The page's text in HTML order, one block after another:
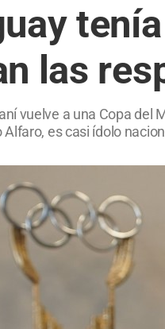
las
vuelve a una Copa del
Alfaro, es casi ídolo